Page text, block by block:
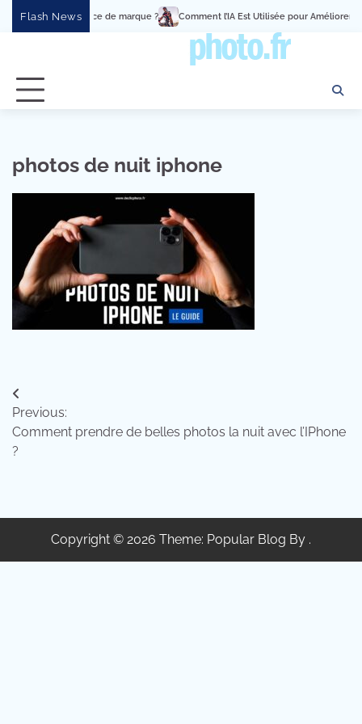
Flash News
en expérience de marque ? Comment l’IA Est Utilisée pour Améliorer
photos de nuit iphone
Navigation
de
l’article
Previous:
Comment prendre de belles photos la nuit avec l’IPhone
?
Copyright © 2026 Theme: Popular Blog By .